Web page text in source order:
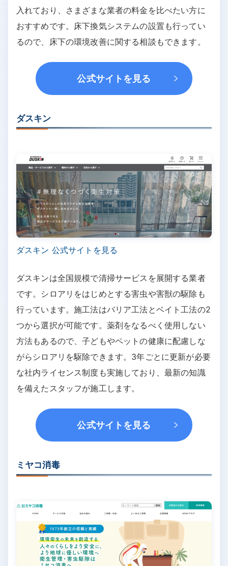
入れており、さまざまな業者の料金を比べたい方に
おすすめです。床下換気システムの設置も行ってい
るので、床下の環境改善に関する相談もできます。
公式サイトを見る
ダスキン
ダスキン 公式サイトを見る
ダスキンは全国規模で清掃サービスを展開する業者
です。シロアリをはじめとする害虫や害獣の駆除も
行っています。施工法はバリア工法とベイト工法の2
つから選択が可能です。薬剤をなるべく使用しない
方法もあるので、子どもやペットの健康に配慮しな
がらシロアリを駆除できます。3年ごとに更新が必要
な社内ライセンス制度も実施しており、最新の知識
を備えたスタッフが施工します。
公式サイトを見る
ミヤコ消毒